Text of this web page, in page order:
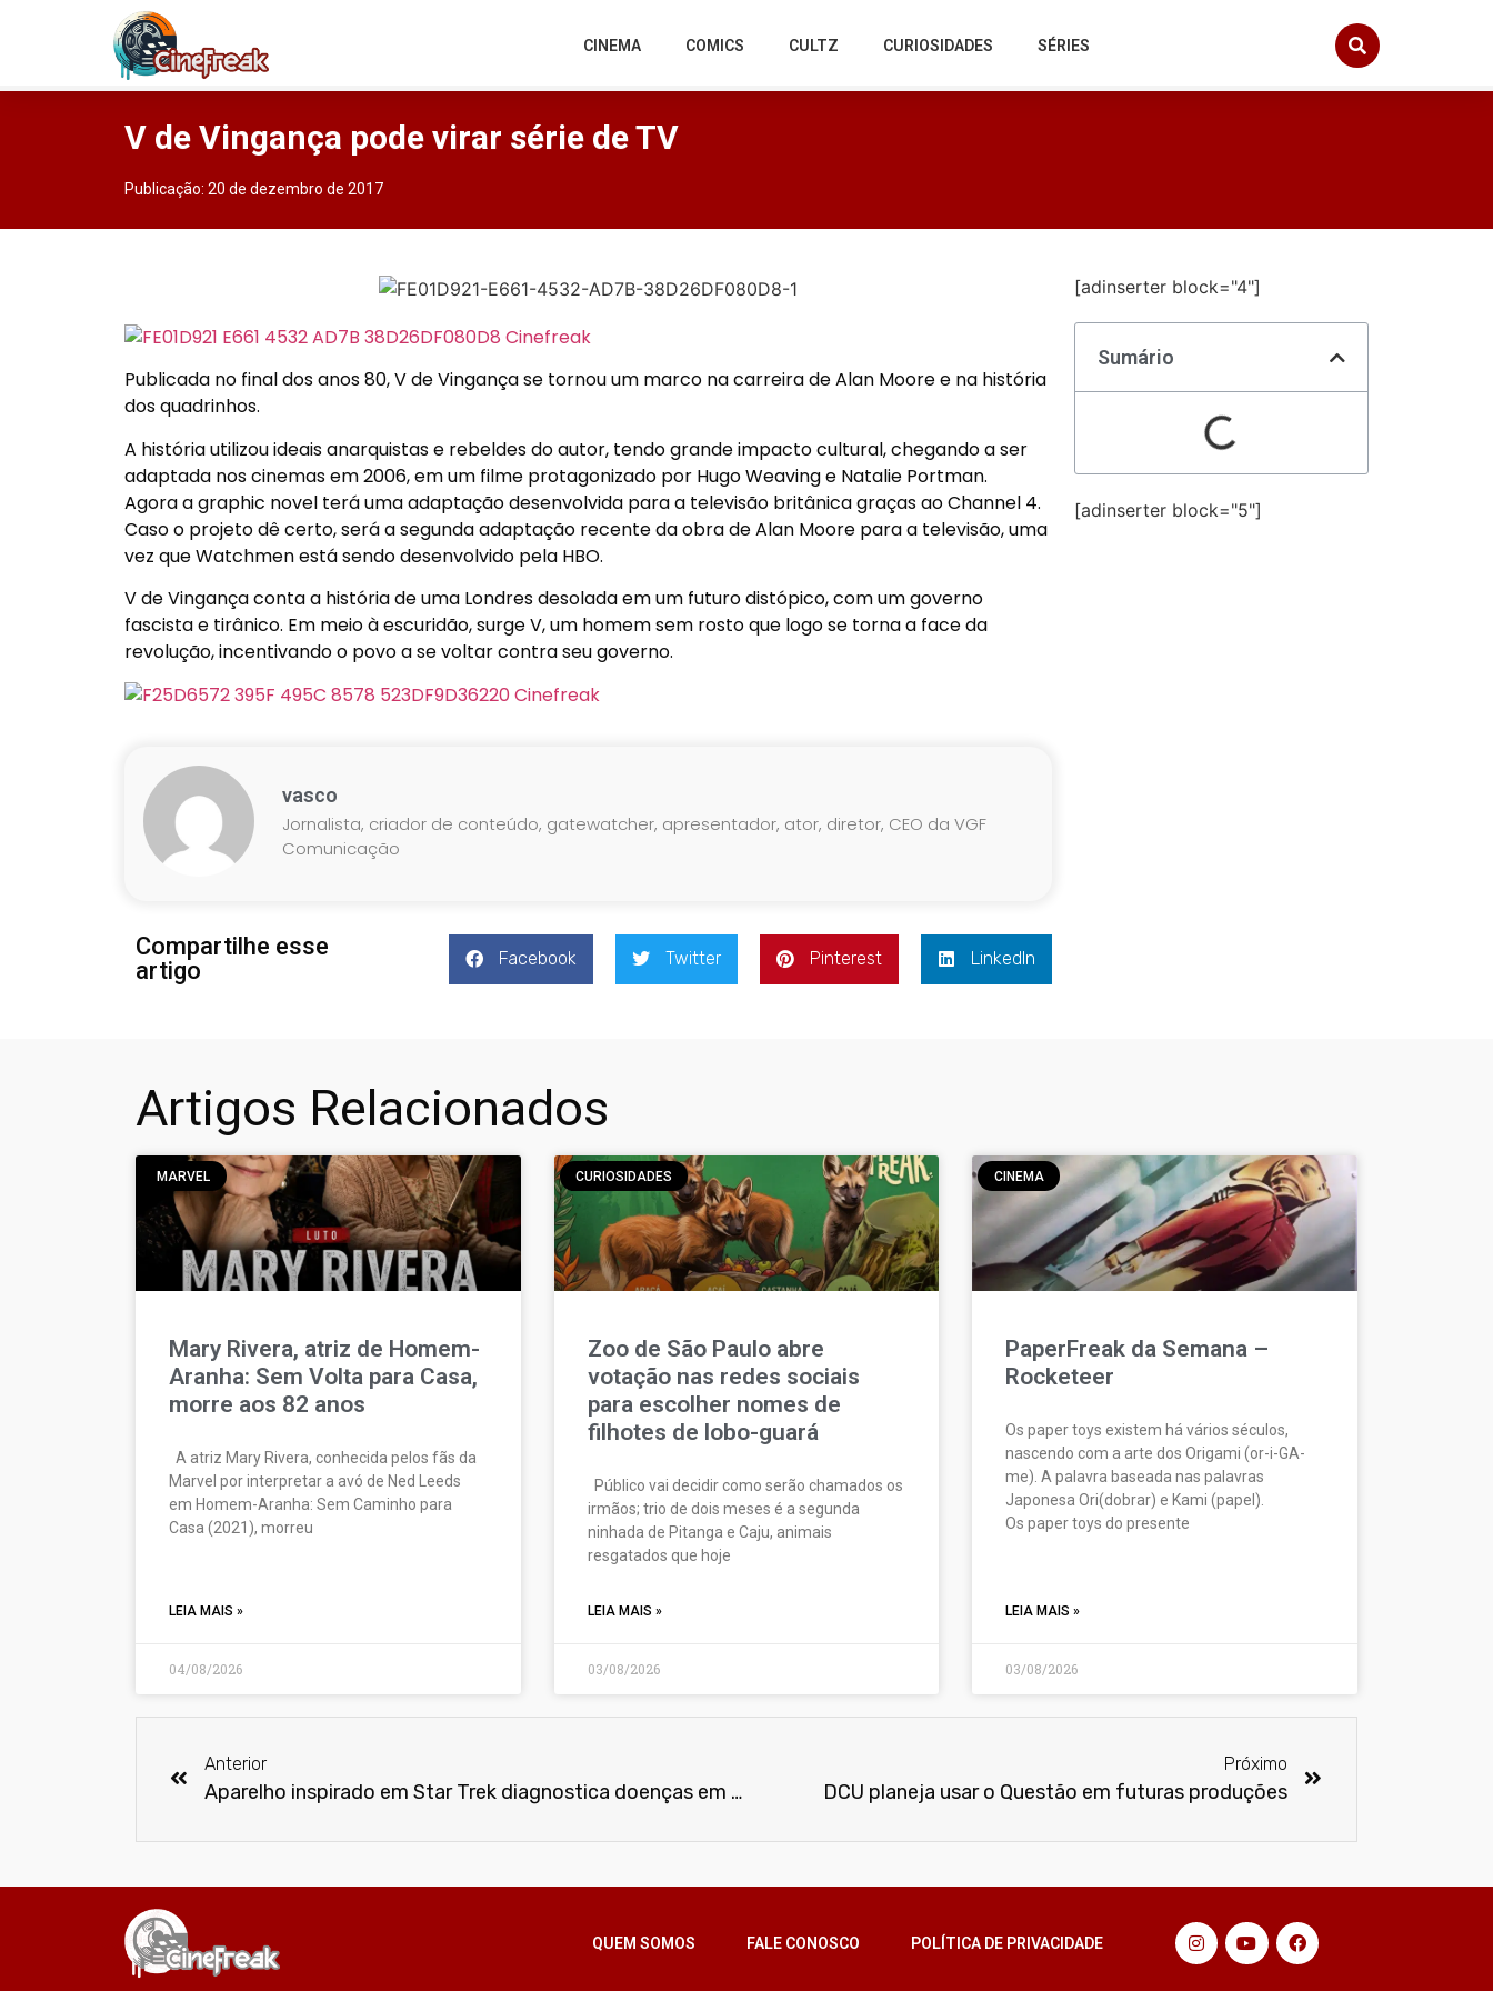
CINEMA COMICS CULTZ CURIOSIDADES SÉRIES
V de Vingança pode virar série de TV
Publicação: 20 de dezembro de 2017
Publicada no final dos anos 80, V de Vingança se tornou um marco na carreira de Alan Moore e na história
dos quadrinhos.
A história utilizou ideais anarquistas e rebeldes do autor, tendo grande impacto cultural, chegando a ser
adaptada nos cinemas em 2006, em um filme protagonizado por Hugo Weaving e Natalie Portman.
Agora a graphic novel terá uma adaptação desenvolvida para a televisão britânica graças ao Channel 4.
Caso o projeto dê certo, será a segunda adaptação recente da obra de Alan Moore para a televisão, uma
vez que Watchmen está sendo desenvolvido pela HBO.
V de Vingança conta a história de uma Londres desolada em um futuro distópico, com um governo
fascista e tirânico. Em meio à escuridão, surge V, um homem sem rosto que logo se torna a face da
revolução, incentivando o povo a se voltar contra seu governo.
vasco
Jornalista, criador de conteúdo, gatewatcher, apresentador, ator, diretor, CEO da VGF
Comunicação
Compartilhe esse
artigo
Facebook Twitter Pinterest LinkedIn
[adinserter block="4"]
Sumário
[adinserter block="5"]
Artigos Relacionados
MARVEL
Mary Rivera, atriz de Homem-
Aranha: Sem Volta para Casa,
morre aos 82 anos
A atriz Mary Rivera, conhecida pelos fãs da
Marvel por interpretar a avó de Ned Leeds
em Homem-Aranha: Sem Caminho para
Casa (2021), morreu
LEIA MAIS »
04/08/2026
CURIOSIDADES
Zoo de São Paulo abre
votação nas redes sociais
para escolher nomes de
filhotes de lobo-guará
Público vai decidir como serão chamados os
irmãos; trio de dois meses é a segunda
ninhada de Pitanga e Caju, animais
resgatados que hoje
LEIA MAIS »
03/08/2026
CINEMA
PaperFreak da Semana –
Rocketeer
Os paper toys existem há vários séculos,
nascendo com a arte dos Origami (or-i-GA-
me). A palavra baseada nas palavras
Japonesa Ori(dobrar) e Kami (papel).
Os paper toys do presente
LEIA MAIS »
03/08/2026
Anterior
Aparelho inspirado em Star Trek diagnostica doenças em 15 minutos
Próximo
DCU planeja usar o Questão em futuras produções
QUEM SOMOS FALE CONOSCO POLÍTICA DE PRIVACIDADE